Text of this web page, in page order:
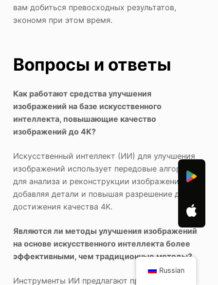
вам добиться превосходных результатов,
экономя при этом время.
Вопросы и ответы
Как работают средства улучшения
изображений на базе искусственного
интеллекта, повышающие качество
изображений до 4K?
Искусственный интеллект (ИИ) для улучшения
изображений использует передовые алгоритмы
для анализа и реконструкции изображений,
добавляя детали и повышая разрешение для
достижения качества 4K.
Являются ли методы улучшения изображений
на основе искусственного интеллекта более
эффективными, чем традиционные методы?
Инструменты ИИ предлагают превосходное
Russian